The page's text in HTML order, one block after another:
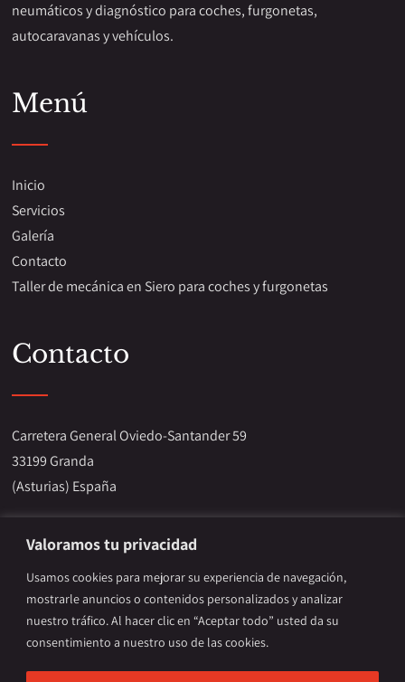
Valoramos tu privacidad
Usamos cookies para mejorar su experiencia de navegación,
mostrarle anuncios o contenidos personalizados y analizar
nuestro tráfico. Al hacer clic en “Aceptar todo” usted da su
consentimiento a nuestro uso de las cookies.
neumáticos y diagnóstico para coches, furgonetas,
autocaravanas y vehículos.
Menú
Inicio
Servicios
Galería
Contacto
Taller de mecánica en Siero para coches y furgonetas
Contacto
Carretera General Oviedo-Santander 59
33199 Granda
(Asturias) España
E-mail:pcarcenter.es@gmail.com
© Copyright 2023 Pcar Center.Aviso legal y Privacidad
Diseñado porCitiservi Media